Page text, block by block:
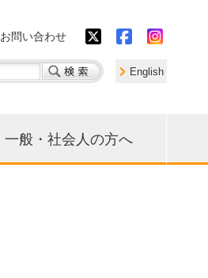
お問い合わせ
English
一般・社会人の方へ